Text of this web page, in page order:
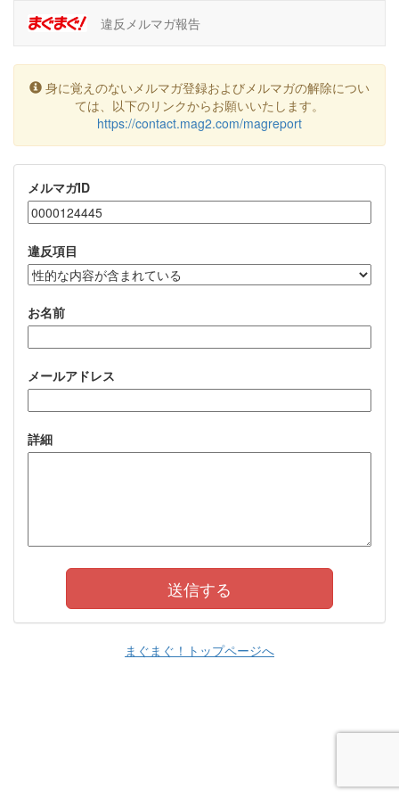
違反メルマガ報告
身に覚えのないメルマガ登録およびメルマガの解除につい
ては、以下のリンクからお願いいたします。
https://contact.mag2.com/magreport
メルマガID
違反項目
お名前
メールアドレス
詳細
まぐまぐ！トップページへ